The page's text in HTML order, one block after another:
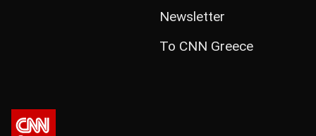
Newsletter
Το CNN Greece